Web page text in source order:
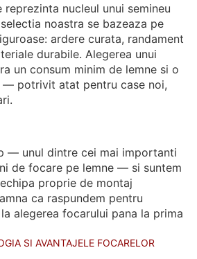
nucleul unui semineu
noastra se bazeaza pe
ardere curata, randament
durabile. Alegerea unui
un consum minim de lemne si o
— potrivit atat pentru case noi,
— unul dintre cei mai importanti
de focare pe lemne — si suntem
proprie de montaj
ca raspundem pentru
alegerea focarului pana la prima
SI AVANTAJELE FOCARELOR